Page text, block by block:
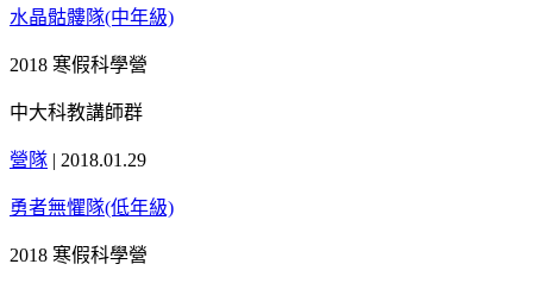
水晶骷髏隊(中年級)
2018 寒假科學營
中大科教講師群
營隊 | 2018.01.29
勇者無懼隊(低年級)
2018 寒假科學營